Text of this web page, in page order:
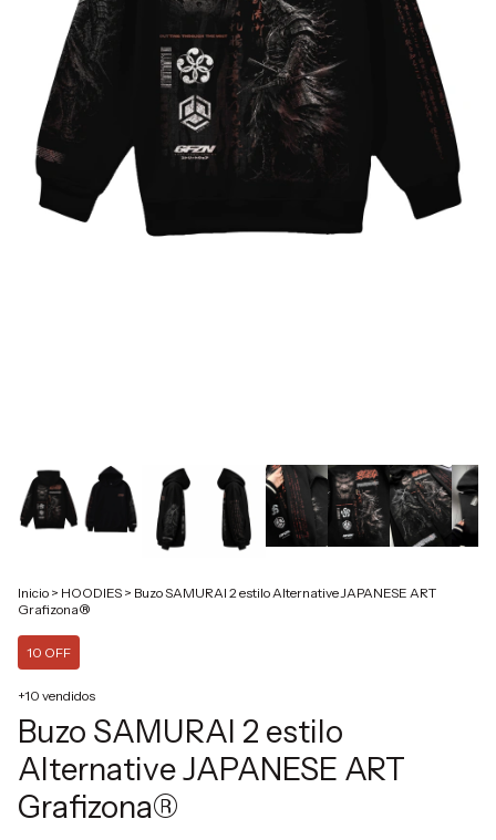
Inicio > HOODIES > Buzo SAMURAI 2 estilo Alternative JAPANESE ART
Grafizona®
10 OFF
+10 vendidos
Buzo SAMURAI 2 estilo
Alternative JAPANESE ART
Grafizona®